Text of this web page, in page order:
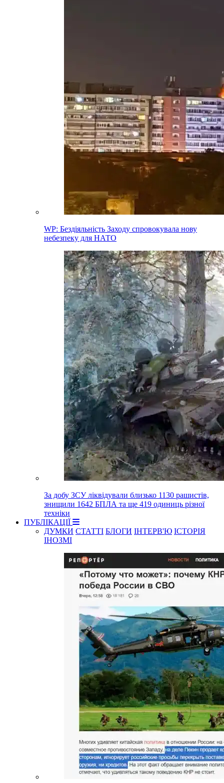
WP: Бездіяльність Заходу спровокувала нову
небезпеку для НАТО
За добу ЗСУ ліквідували близько 1130 рашистів,
знищили 1642 БПЛА та ще 419 одиниць різної
техніки
ПУБЛІКАЦІЇ
ДУМКИ СТАТТІ БЛОГИ ІНТЕРВ'Ю ІСТОРІЯ
ІНОЗМІ